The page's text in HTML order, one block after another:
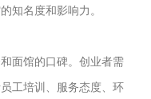
知名度和影响力。
面馆的口碑。创业者需
工培训、服务态度、环